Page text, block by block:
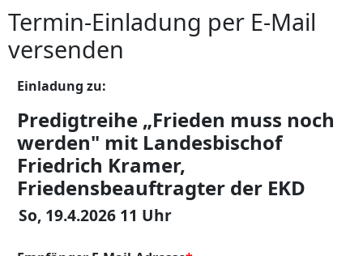
Termin-Einladung per E-Mail
versenden
Einladung zu:
Predigtreihe „Frieden muss noch
werden" mit Landesbischof
Friedrich Kramer,
Friedensbeauftragter der EKD
So, 19.4.2026 11 Uhr